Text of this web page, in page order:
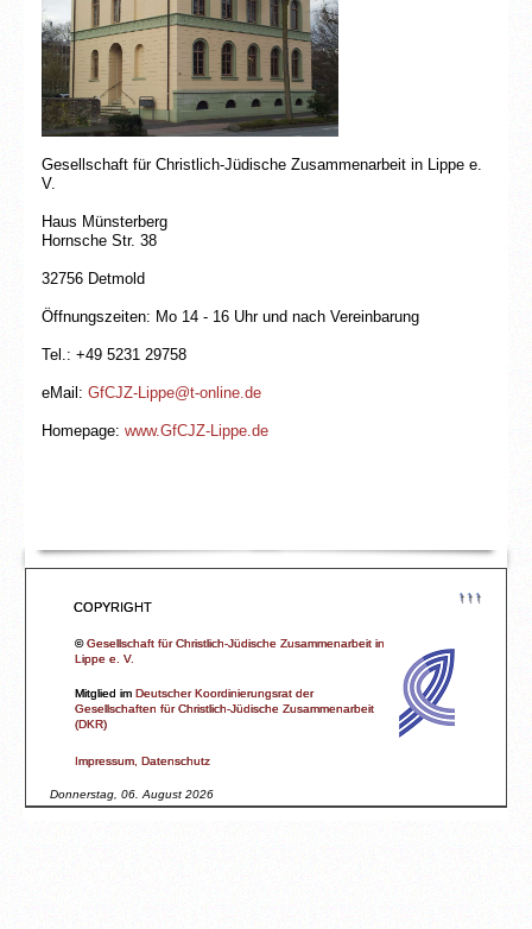
↑↑↑
COPYRIGHT
©Gesellschaft für Christlich-Jüdische Zusammenarbeit in
Lippe e. V.
Mitglied imDeutscher Koordinierungsrat der
Gesellschaften für Christlich-Jüdische Zusammenarbeit
(DKR)
Impressum, Datenschutz
Donnerstag, 06. August 2026
Gesellschaft für Christlich-Jüdische Zusammenarbeit in Lippe e.
V.
Haus Münsterberg
Hornsche Str. 38
32756 Detmold
Öffnungszeiten: Mo 14 - 16 Uhr und nach Vereinbarung
Tel.: +49 5231 29758
eMail:GfCJZ-Lippe@t-online.de
Homepage:www.GfCJZ-Lippe.de